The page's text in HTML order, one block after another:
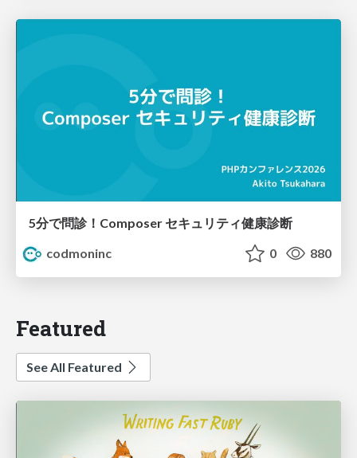
5分で問診！Composer セキュリティ健康診断
codmoninc
0 880
Featured
See All Featured